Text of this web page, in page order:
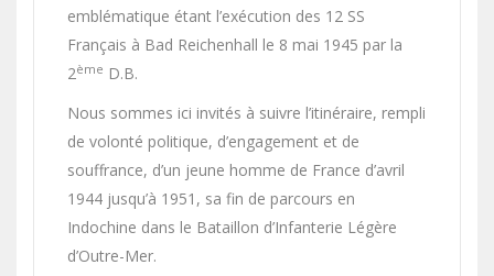
emblématique étant l’exécution des 12 SS
Français à Bad Reichenhall le 8 mai 1945 par la
2ème D.B.
Nous sommes ici invités à suivre l’itinéraire, rempli
de volonté politique, d’engagement et de
souffrance, d’un jeune homme de France d’avril
1944 jusqu’à 1951, sa fin de parcours en
Indochine dans le Bataillon d’Infanterie Légère
d’Outre-Mer.